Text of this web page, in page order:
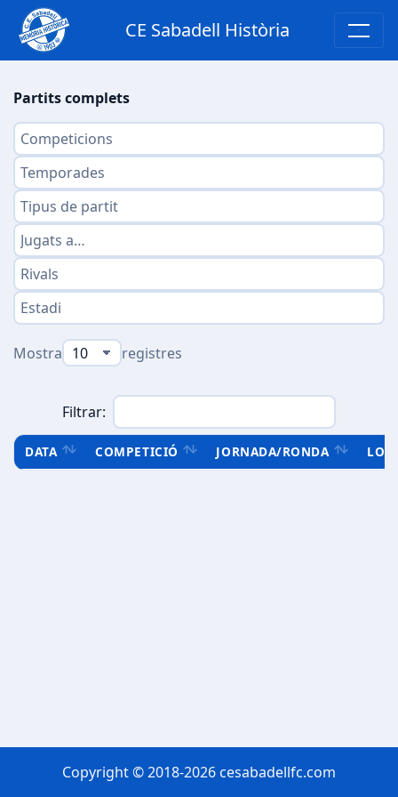
CE Sabadell Història
Partits complets
Mostra registres
Filtrar:
DATA COMPETICIÓ JORNADA/RONDA
Copyright © 2018-2026 cesabadellfc.com